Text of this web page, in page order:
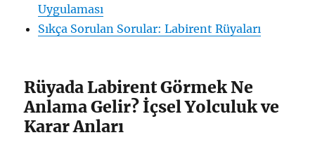
Uygulaması
Sıkça Sorulan Sorular: Labirent Rüyaları
Rüyada Labirent Görmek Ne
Anlama Gelir? İçsel Yolculuk ve
Karar Anları